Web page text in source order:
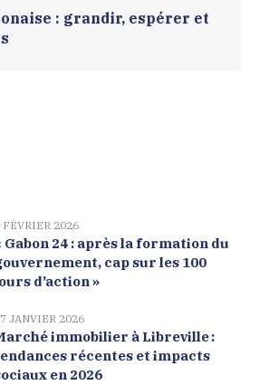
: grandir, espérer et
FÉVRIER 2026
Gabon 24 : après la formation du
cap sur les 100
d’action »
JANVIER 2026
immobilier à Libreville :
récentes et impacts
en 2026